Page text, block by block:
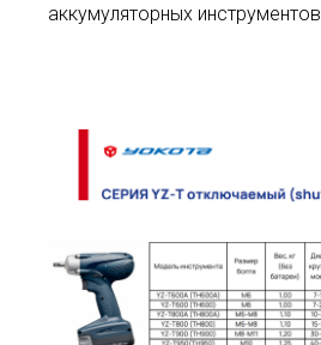
аккумуляторных инструментов